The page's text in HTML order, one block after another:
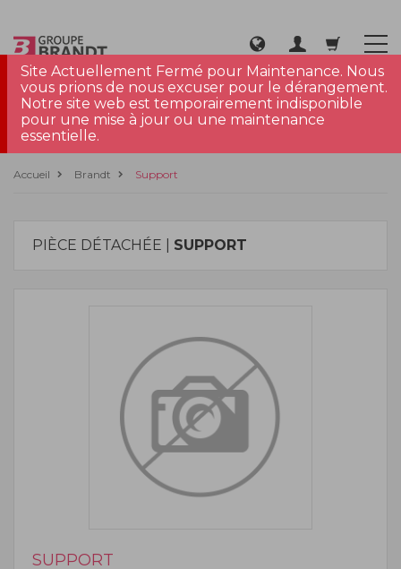
Site Actuellement Fermé pour Maintenance. Nous
vous prions de nous excuser pour le dérangement.
Notre site web est temporairement indisponible
pour une mise à jour ou une maintenance
essentielle.
Accueil Brandt Support
PIÈCE DÉTACHÉE | SUPPORT
SUPPORT